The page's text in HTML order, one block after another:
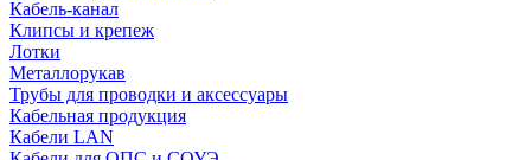
Кабель-канал
Клипсы и крепеж
Лотки
Металлорукав
Трубы для проводки и аксессуары
Кабельная продукция
Кабели LAN